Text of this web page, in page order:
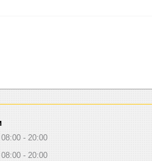
08:00
20:00
08:00
20:00